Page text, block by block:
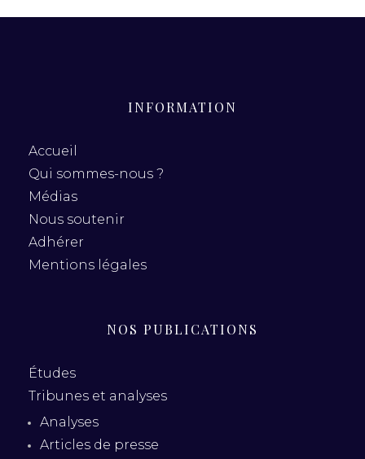
INFORMATION
Accueil
Qui sommes-nous ?
Médias
Nous soutenir
Adhérer
Mentions légales
NOS PUBLICATIONS
Études
Tribunes et analyses
Analyses
Articles de presse